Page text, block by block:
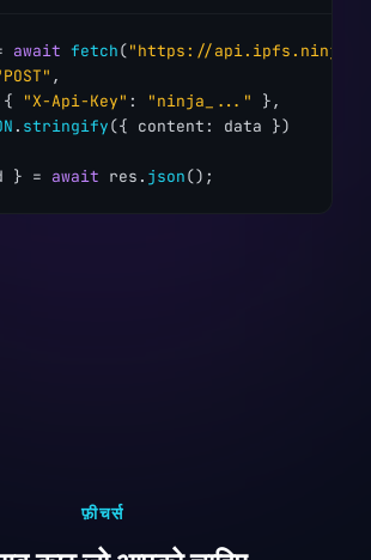
await fetch("https://api.ipfs.ninja/
,
"X-Api-Key" : "ninja_..."
},
. stringify({ content: data })
} = await res. json();
फ़ीचर्स